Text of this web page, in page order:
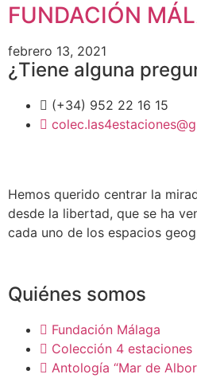
FUNDACIÓN
febrero 13, 2021
¿Tiene alguna
(+34) 952 22 16 15
Hemos querido centrar la
desde la libertad, que se ha
cada uno de los espacios
Quiénes somos
Fundación Málaga
Colección 4 estaciones
Antología “Mar de